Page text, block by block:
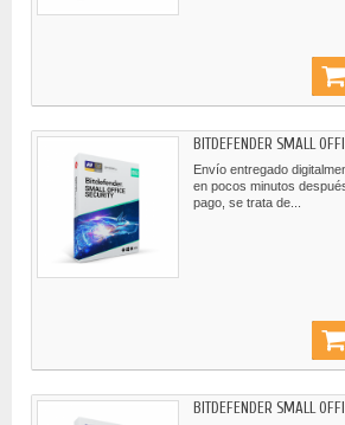
BITDEFENDER SMALL
Envío entregado
en pocos minutos
pago, se trata de...
BITDEFENDER SMALL